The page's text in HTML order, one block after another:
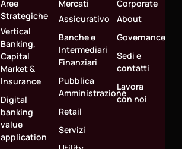
Aree
Strategiche
Vertical
Banking,
Capital
Market &
Insurance
Digital
banking
value
application
Mercati
Assicurativo
Banche e
Intermediari
Finanziari
Pubblica
Amministrazione
Retail
Servizi
Corporate
About
Governance
Sedi e
contatti
Lavora
con noi